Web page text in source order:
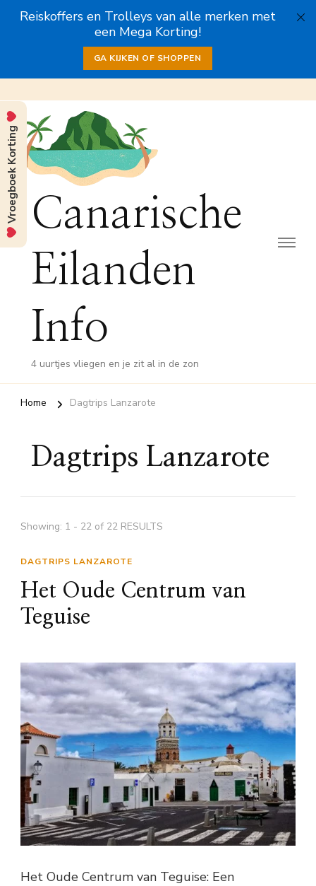
Reiskoffers en Trolleys van alle merken met
een Mega Korting!
GA KIJKEN OF SHOPPEN
Canarische
Eilanden
Info
4 uurtjes vliegen en je zit al in de zon
Home Dagtrips Lanzarote
Dagtrips Lanzarote
Showing: 1 - 22 of 22 RESULTS
DAGTRIPS LANZAROTE
Het Oude Centrum van
Teguise
Het Oude Centrum van Teguise: Een
Vroegboek Korting